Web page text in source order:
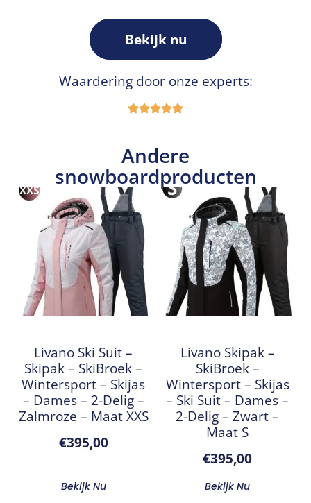
Bekijk nu
Waardering door onze experts:
Andere
snowboardproducten
Livano Ski Suit –
Skipak – SkiBroek –
Wintersport – Skijas
– Dames – 2-Delig –
Zalmroze – Maat XXS
€395,00
Bekijk Nu
Livano Skipak –
SkiBroek –
Wintersport – Skijas
– Ski Suit – Dames –
2-Delig – Zwart –
Maat S
€395,00
Bekijk Nu